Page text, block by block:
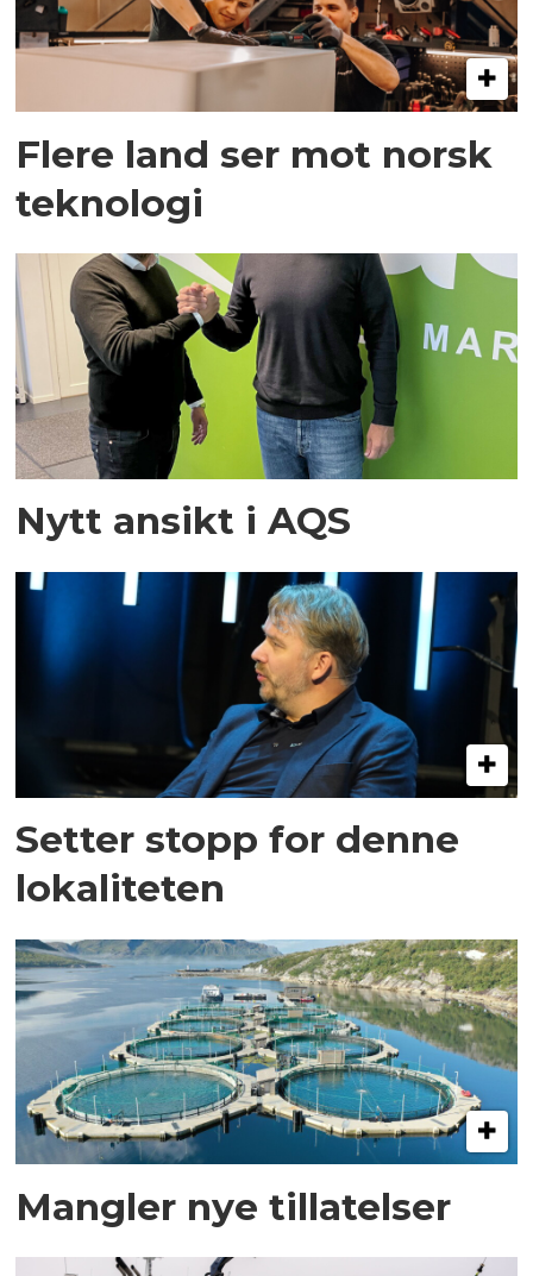
Flere land ser mot norsk
teknologi
Nytt ansikt i AQS
Setter stopp for denne
lokaliteten
Mangler nye tillatelser